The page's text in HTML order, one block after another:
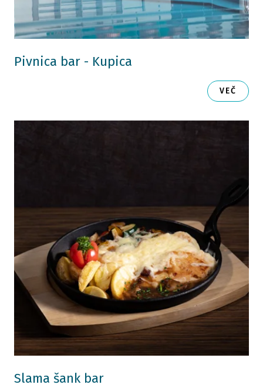
Pivnica bar - Kupica
VEČ
Slama šank bar